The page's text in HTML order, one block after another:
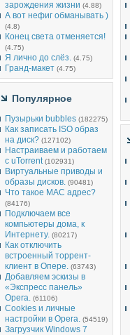
зарождения жизни (4.88)
А вот нефиг обманывать )
(4.8)
Конец света отменяется!
(4.75)
Я лично до слёз. (4.75)
Гранд-макет (4.75)
Популярное
Пузырьки bubbles (182275)
Как записать ISO образ
на диск? (127102)
Настраиваем и работаем
с uTorrent (102931)
Виртуальные приводы и
образы дисков. (90481)
Что такое MAC адрес?
(84176)
Подключаем все
компьютеры дома, к
Интернету. (80217)
Как отключить
встроенный торрент-
клиент в Опере. (63743)
Добавляем эскизы в
«Экспресс панель»
Opera. (61106)
Cookies и личные
настройки в Opera. (54519)
Загрузчик Windows 7